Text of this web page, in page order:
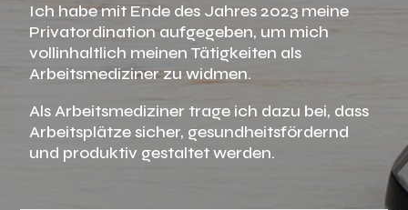
Ich habe mit Ende des Jahres 2023 meine
Privatordination aufgegeben, um mich
vollinhaltlich meinen Tätigkeiten als
Arbeitsmediziner zu widmen.
Als Arbeitsmediziner trage ich dazu bei, dass
Arbeitsplätze sicher, gesundheitsfördernd
und produktiv gestaltet werden.